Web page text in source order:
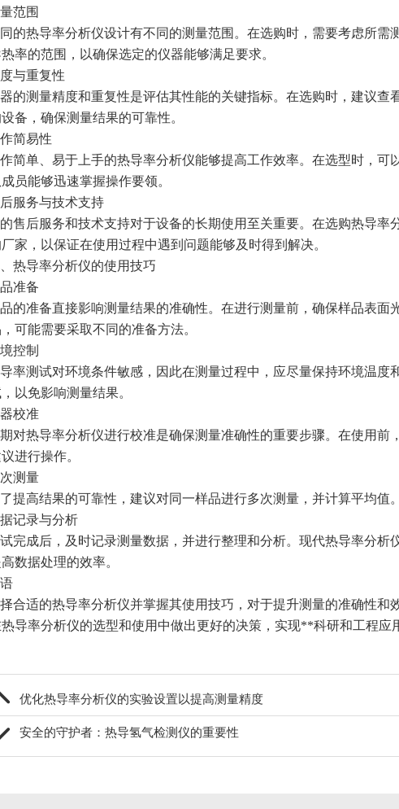
范围
的热导率分析仪设计有不同的测量范围。在选购时，需要考虑所需
率的范围，以确保选定的仪器能够满足要求。
与重复性
的测量精度和重复性是评估其性能的关键指标。在选购时，建议
备，确保测量结果的可靠性。
简易性
简单、易于上手的热导率分析仪能够提高工作效率。在选型时，可
员能够迅速掌握操作要领。
服务与技术支持
售后服务和技术支持对于设备的长期使用至关重要。在选购热导率
家，以保证在使用过程中遇到问题能够及时得到解决。
热导率分析仪的使用技巧
准备
的准备直接影响测量结果的准确性。在进行测量前，确保样品表
可能需要采取不同的准备方法。
控制
率测试对环境条件敏感，因此在测量过程中，应尽量保持环境温
以免影响测量结果。
校准
对热导率分析仪进行校准是确保测量准确性的重要步骤。在使用前
进行操作。
测量
提高结果的可靠性，建议对同一样品进行多次测量，并计算平均值
记录与分析
完成后，及时记录测量数据，并进行整理和分析。现代热导率分
数据处理的效率。
合适的热导率分析仪并掌握其使用技巧，对于提升测量的准确性
导率分析仪的选型和使用中做出更好的决策，实现**科研和工程应
优化热导率分析仪的实验设置以提高测量精度
安全的守护者：热导氢气检测仪的重要性